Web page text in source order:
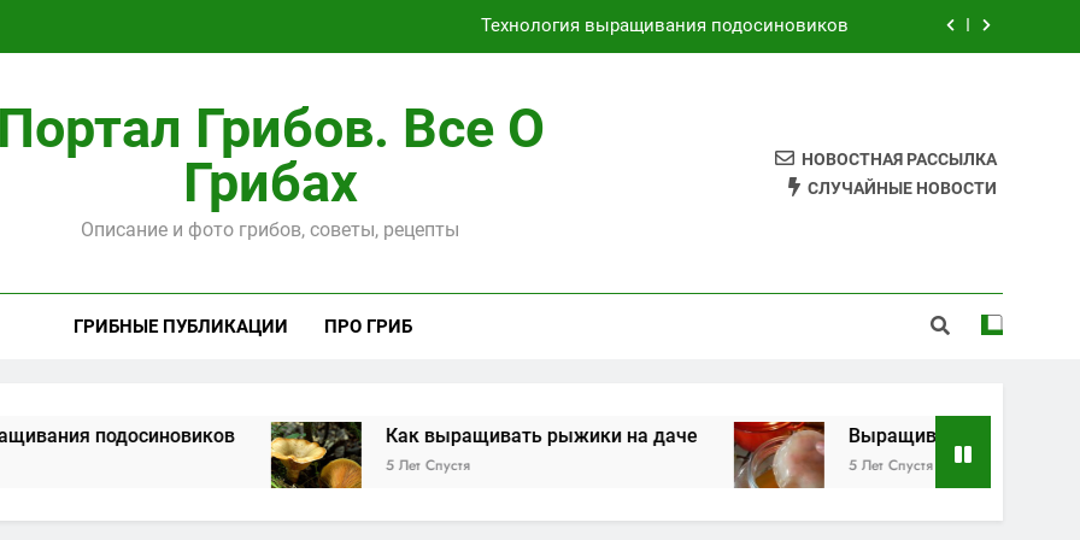
Технология выращивания подосиновиков
Способы, как самому сделать грибной мицелий
Как выращивать рыжики на даче
Портал Грибов. Все О
Грибах
Описание и фото грибов, советы, рецепты
НОВОСТНАЯ РАССЫЛКА
СЛУЧАЙНЫЕ НОВОСТИ
ГРИБНЫЕ ПУБЛИКАЦИИ ПРО ГРИБ
подосиновиков Как выращивать рыжики на даче
5 Лет Спустя
Выращивания чайного гриба
5 Лет Спустя